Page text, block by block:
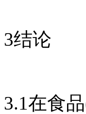
3结论
3.1在食